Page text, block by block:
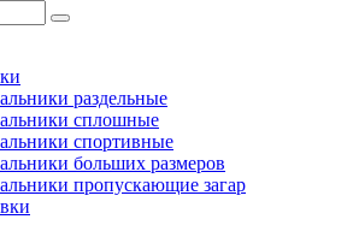
раздельные
сплошные
спортивные
больших размеров
пропускающие загар